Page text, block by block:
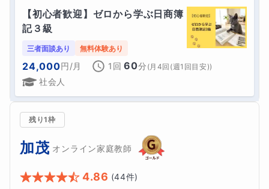
【初心者歓迎】ゼロから学ぶ日商簿
記３級
三者面談あり 無料体験あり
24,000円/月 1回 60分 (月4回(週1回目安))
社会人
残り1枠
加茂 オンライン家庭教師
4.86 (44件)